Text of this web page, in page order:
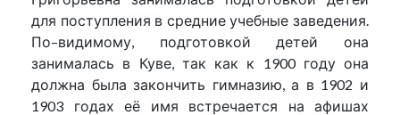
для поступления в средние учебные заведения.
По–видимому, подготовкой детей она
занималась в Куве, так как к 1900 году она
должна была закончить гимназию, а в 1902 и
1903 годах её имя встречается на афишах